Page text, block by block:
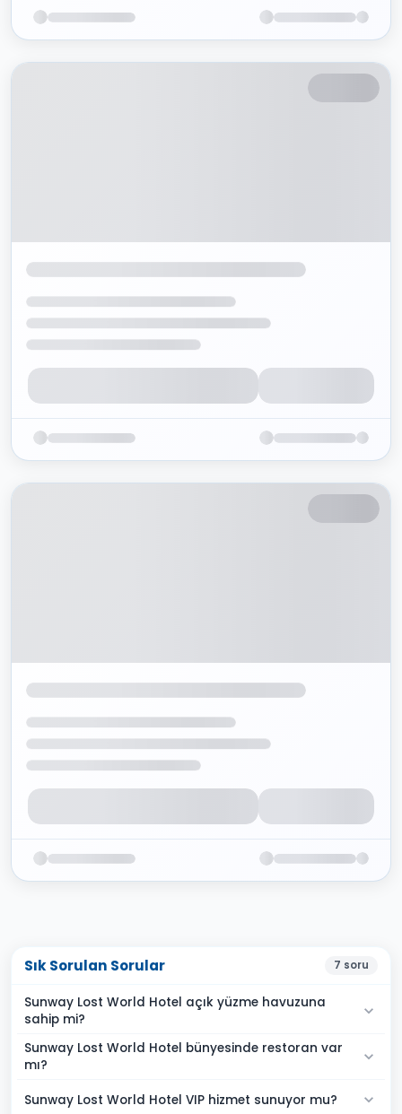
Sık Sorulan Sorular 7 soru
Sunway Lost World Hotel açık yüzme havuzuna
sahip mi?
Sunway Lost World Hotel bünyesinde restoran var
mı?
Sunway Lost World Hotel VIP hizmet sunuyor mu?